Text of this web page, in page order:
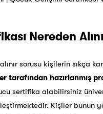
Nereden
sorusu kişilerin sıkça
tarafından hazırlanmış
sertifika alabilirsiniz
Kişiler bunun